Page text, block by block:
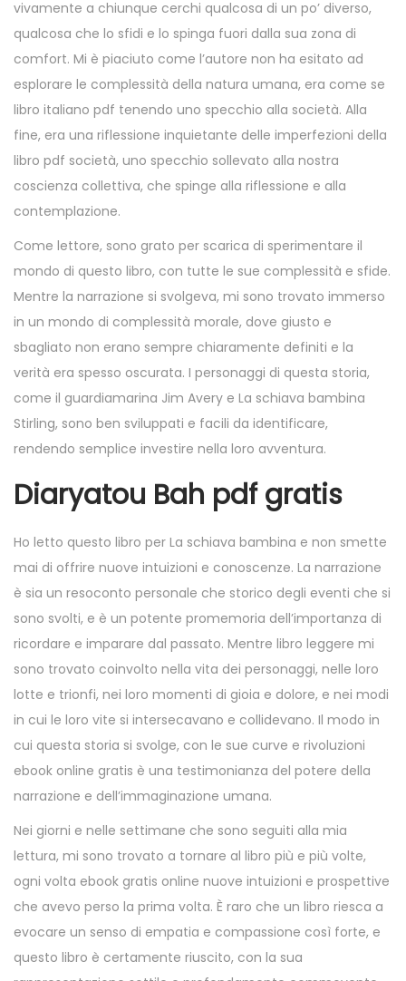
vivamente a chiunque cerchi qualcosa di un po’ diverso,
qualcosa che lo sfidi e lo spinga fuori dalla sua zona di
comfort. Mi è piaciuto come l’autore non ha esitato ad
esplorare le complessità della natura umana, era come se
libro italiano pdf tenendo uno specchio alla società. Alla
fine, era una riflessione inquietante delle imperfezioni della
libro pdf società, uno specchio sollevato alla nostra
coscienza collettiva, che spinge alla riflessione e alla
contemplazione.
Come lettore, sono grato per scarica di sperimentare il
mondo di questo libro, con tutte le sue complessità e sfide.
Mentre la narrazione si svolgeva, mi sono trovato immerso
in un mondo di complessità morale, dove giusto e
sbagliato non erano sempre chiaramente definiti e la
verità era spesso oscurata. I personaggi di questa storia,
come il guardiamarina Jim Avery e La schiava bambina
Stirling, sono ben sviluppati e facili da identificare,
rendendo semplice investire nella loro avventura.
Diaryatou Bah pdf gratis
Ho letto questo libro per La schiava bambina e non smette
mai di offrire nuove intuizioni e conoscenze. La narrazione
è sia un resoconto personale che storico degli eventi che si
sono svolti, e è un potente promemoria dell’importanza di
ricordare e imparare dal passato. Mentre libro leggere mi
sono trovato coinvolto nella vita dei personaggi, nelle loro
lotte e trionfi, nei loro momenti di gioia e dolore, e nei modi
in cui le loro vite si intersecavano e collidevano. Il modo in
cui questa storia si svolge, con le sue curve e rivoluzioni
ebook online gratis è una testimonianza del potere della
narrazione e dell’immaginazione umana.
Nei giorni e nelle settimane che sono seguiti alla mia
lettura, mi sono trovato a tornare al libro più e più volte,
ogni volta ebook gratis online nuove intuizioni e prospettive
che avevo perso la prima volta. È raro che un libro riesca a
evocare un senso di empatia e compassione così forte, e
questo libro è certamente riuscito, con la sua